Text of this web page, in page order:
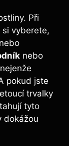
Při
vyberete,
nebo
pokud jste
trvalky
tyto
dokážou